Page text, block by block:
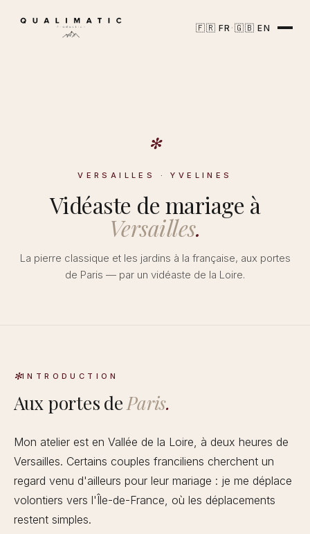
🇫🇷 FR ·🇬🇧 EN
✻
VERSAILLES · YVELINES
Vidéaste de mariage à
Versailles.
La pierre classique et les jardins à la française, aux portes
de Paris — par un vidéaste de la Loire.
INTRODUCTION
Aux portes deParis.
Mon atelier est en Vallée de la Loire, à deux heures de
Versailles. Certains couples franciliens cherchent un
regard venu d'ailleurs pour leur mariage : je me déplace
volontiers vers l'Île-de-France, où les déplacements
restent simples.